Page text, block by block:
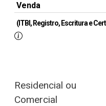
Venda
(ITBI, Registro, Escritura e
Residencial ou
Comercial